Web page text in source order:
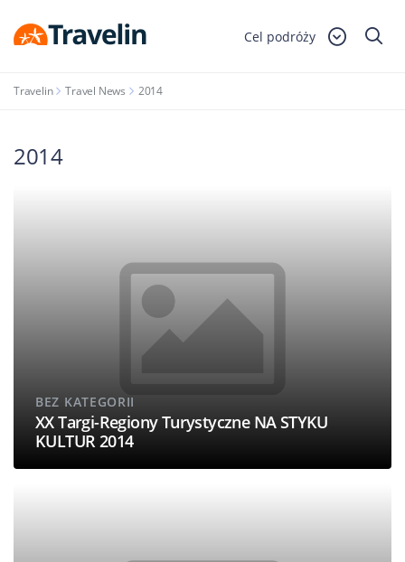
Cel podróży
Travelin Travel News 2014
2014
BEZ KATEGORII
XX Targi-Regiony Turystyczne NA STYKU
KULTUR 2014